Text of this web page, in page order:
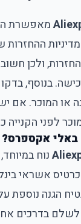
מאפשרת
ההחזרות
ולכן
בנוסף,
או המוכר. אם
לפני הקנייה
באלי אקספרס?
נוח
אשראי
הגנה נוספת
לשלם בדרכים